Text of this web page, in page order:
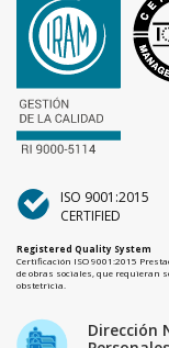
ISO 9001:2015
CERTIFIED
Registered Quality System
Certificación ISO 9001:2015
de obras sociales, que requieran
obstetricia.
Dirección